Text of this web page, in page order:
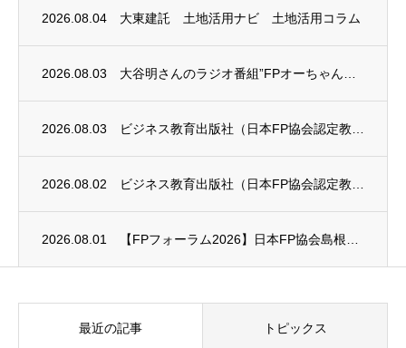
2026.08.04 大東建託 土地活用ナビ 土地活用コラム
2026.08.03
2026.08.03
2026.08.02
2026.08.01
最近の記事 トピックス